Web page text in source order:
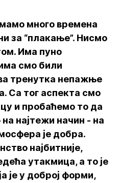
много времена
за “плакање”. Нисмо
Има пуно
смо били
тренутка непажње
Са тог аспекта смо
и пробаћемо то да
најтежи начин - на
је добра.
најбитније,
утакмица, а то је
је у доброј форми,